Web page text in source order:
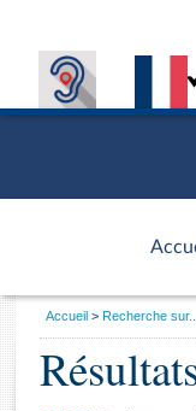
Général
Vous
Accueil Recherche sur...